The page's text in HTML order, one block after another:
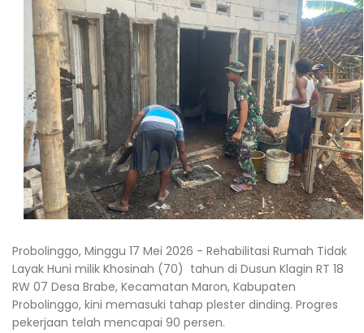
Probolinggo, Minggu 17 Mei 2026 - Rehabilitasi Rumah Tidak
Layak Huni milik Khosinah (70) tahun di Dusun Klagin RT 18
RW 07 Desa Brabe, Kecamatan Maron, Kabupaten
Probolinggo, kini memasuki tahap plester dinding. Progres
pekerjaan telah mencapai 90 persen.